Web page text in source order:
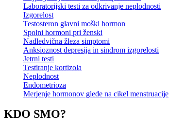
Laboratorijski testi za odkrivanje neplodnosti
Izgorelost
Testosteron glavni moški hormon
Spolni hormoni pri ženski
Nadledvična žleza simptomi
Anksioznost depresija in sindrom izgorelosti
Jetrni testi
Testiranje kortizola
Neplodnost
Endometrioza
Merjenje hormonov glede na cikel menstruacije
KDO SMO?